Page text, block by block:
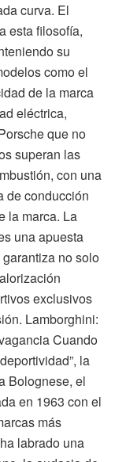
curva. El
esta filosofía,
su
como el
de la marca
eléctrica,
que no
superan las
con una
de conducción
la marca. La
una apuesta
no solo
exclusivos
Lamborghini:
Cuando
la
Bolognese, el
en 1963 con el
más
labrado una